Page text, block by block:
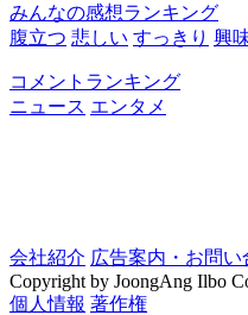
みんなの感想ランキング
腹立つ 悲しい すっきり 興
コメントランキング
ニュース エンタメ
会社紹介 広告案内・お問い
Copyright by JoongAng Ilbo
個人情報 著作権